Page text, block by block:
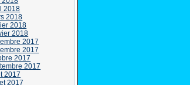
2018
2018
2018
2018
2017
2017
2017
2017
2017
2017